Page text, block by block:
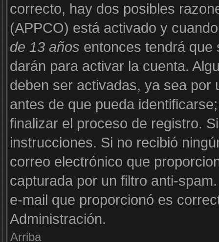
correcto, hay dos posibles
(APPCO) está activado y
de 13 años entonces tendrá que
darán para activar la cuenta.
deben ser activadas, ya sea por
antes de que pueda
finalizar el proceso de registro.
instrucciones. Si no recibió
correo electrónico que
capturada por un filtro anti-
e-mail que proporcionó es
Administración.
Arriba